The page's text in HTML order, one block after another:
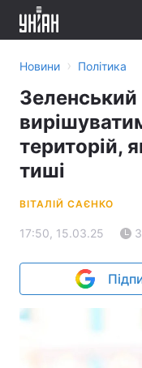
Новини › Політика
територій,
тиші
ВІТАЛІЙ САЄНКО
17:50, 15.03.25